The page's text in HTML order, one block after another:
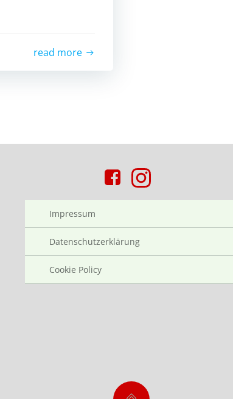
read more
Impressum
Datenschutzerklärung
Cookie Policy